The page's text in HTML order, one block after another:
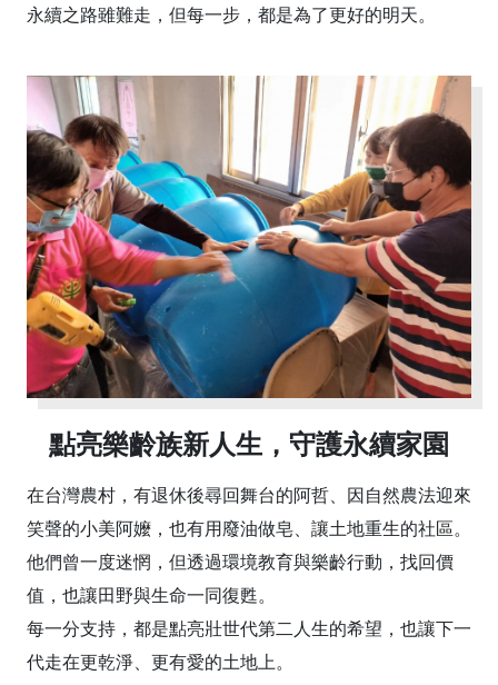
永續之路雖難走，但每一步，都是為了更好的明天。
點亮樂齡族新人生，守護永續家園
在台灣農村，有退休後尋回舞台的阿哲、因自然農法迎來
笑聲的小美阿嬤，也有用廢油做皂、讓土地重生的社區。
他們曾一度迷惘，但透過環境教育與樂齡行動，找回價
值，也讓田野與生命一同復甦。
每一分支持，都是點亮壯世代第二人生的希望，也讓下一
代走在更乾淨、更有愛的土地上。